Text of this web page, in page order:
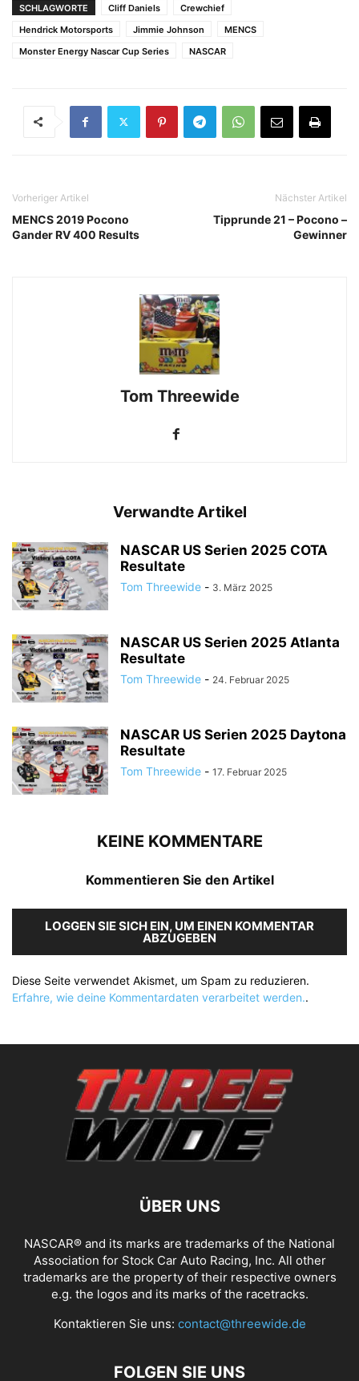
SCHLAGWORTE Cliff Daniels
Crewchief
Hendrick Motorsports
Jimmie Johnson
MENCS
Monster Energy Nascar Cup Series
NASCAR
Vorheriger Artikel
MENCS 2019 Pocono
Gander RV 400 Results
Nächster Artikel
Tipprunde 21 – Pocono –
Gewinner
Tom Threewide
Verwandte Artikel
NASCAR US Serien 2025 COTA
Resultate
Tom Threewide - 3. März 2025
NASCAR US Serien 2025 Atlanta
Resultate
Tom Threewide - 24. Februar 2025
NASCAR US Serien 2025 Daytona
Resultate
Tom Threewide - 17. Februar 2025
KEINE KOMMENTARE
Kommentieren Sie den Artikel
LOGGEN SIE SICH EIN, UM EINEN KOMMENTAR
ABZUGEBEN
Diese Seite verwendet Akismet, um Spam zu reduzieren.
Erfahre, wie deine Kommentardaten verarbeitet werden..
ÜBER UNS
NASCAR® and its marks are trademarks of the National
Association for Stock Car Auto Racing, Inc. All other
trademarks are the property of their respective owners
e.g. the logos and its marks of the racetracks.
Kontaktieren Sie uns: contact@threewide.de
FOLGEN SIE UNS